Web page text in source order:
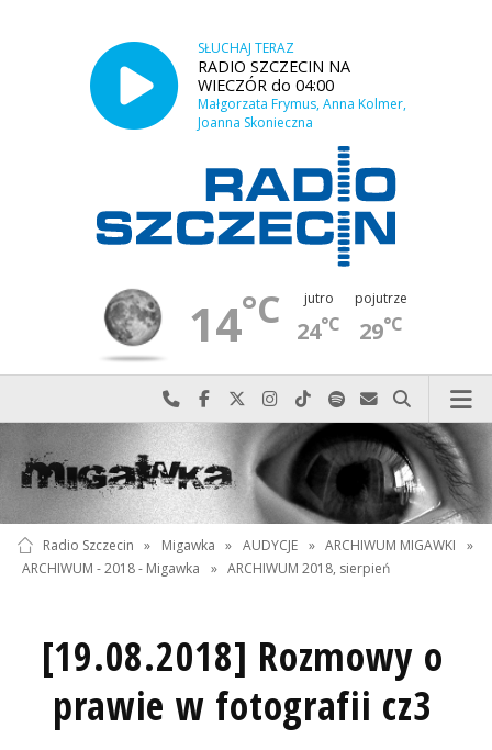
SŁUCHAJ TERAZ
RADIO SZCZECIN NA
WIECZÓR do 04:00
Małgorzata Frymus, Anna Kolmer,
Joanna Skonieczna
14°C jutro
24°C
pojutrze
29°C
Najlepiej po prostu do nas zadzwoń
Odwiedź nas na Facebook-u
Odwiedź nas na X
Odwiedź nas na Instagram-ie
Odwiedź nas na TikTok-u
Szukaj nas na Spotify
Wyślij do nas
Szukaj
Radio Szczecin » Migawka » AUDYCJE » ARCHIWUM MIGAWKI
»
ARCHIWUM - 2018 - Migawka
» ARCHIWUM 2018, sierpień
[19.08.2018] Rozmowy o
prawie w fotografii cz3